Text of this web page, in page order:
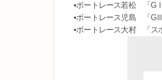
▪ボートレース若松 「
▪ボートレース児島 「
▪ボートレース大村 「ス